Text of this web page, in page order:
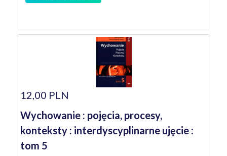
12,00 PLN
Wychowanie : pojęcia, procesy,
konteksty : interdyscyplinarne ujęcie :
tom 5